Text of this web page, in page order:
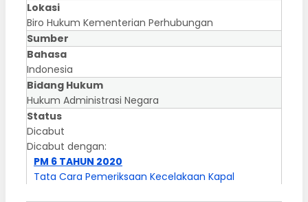
Lokasi
Biro Hukum Kementerian Perhubungan
Sumber
Bahasa
Indonesia
Bidang Hukum
Hukum Administrasi Negara
Status
Dicabut
Dicabut dengan:
PM 6 TAHUN 2020
Tata Cara Pemeriksaan Kecelakaan Kapal